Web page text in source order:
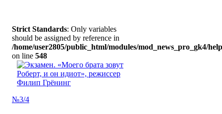
Strict Standards: Only variables
should be assigned by reference in
/home/user2805/public_html/modules/mod_news_pro_gk4/
on line 548
№3/4